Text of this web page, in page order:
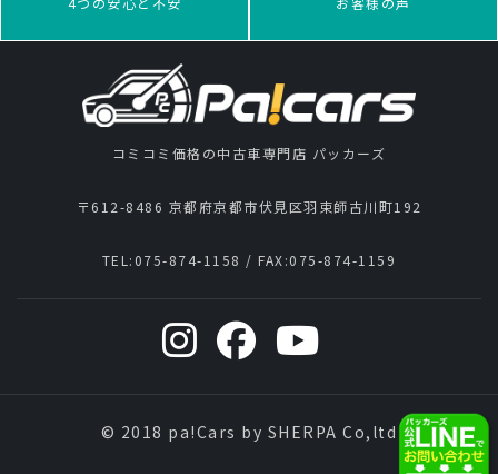
コミコミ価格の中古車専門店 パッカーズ
〒612-8486 京都府京都市伏見区羽束師古川町192
TEL: 075-874-1158 / FAX:075-874-1159
© 2018 pa!Cars by SHERPA Co,ltd